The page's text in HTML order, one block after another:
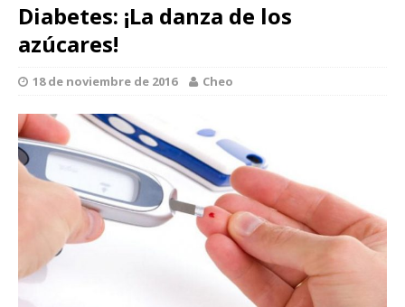
Diabetes: ¡La danza de los
azúcares!
18 de noviembre de 2016 Cheo